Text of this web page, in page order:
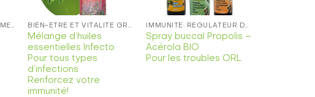
ANTI-ÂGE ET VIEILLISSEMENT: TRAITEMENT NATUREL BIEN-ÊTRE ET VITALITÉ GRÂCE À DES PRODUITS DE SANTÉ NATURELLE ET DES PRODUITS COSMÉTIQUES
Mélange d’huiles
essentielles Infecto
Pour tous types
d’infections
Renforcez votre
immunité!
IMMUNITÉ: RÉGULATEUR DE LA FONCTION IMMUNITAIRE
Spray buccal Propolis –
Acérola BIO
Pour les troubles ORL